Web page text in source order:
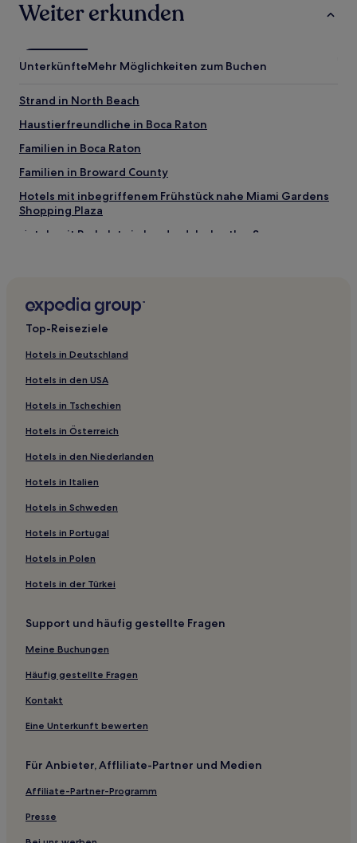
Weiter erkunden
UnterkünfteMehr Möglichkeiten zum Buchen
Strand in North Beach
Haustierfreundliche in Boca Raton
Familien in Boca Raton
Familien in Broward County
Hotels mit inbegriffenem Frühstück nahe Miami Gardens
Shopping Plaza
Hotels mit Parkplatz in Lauderdale-by-the-Sea
Hotels mit Shoppingmöglichkeit nahe Einkaufszentrum
Günstige nahe Miami Beach Boardwalk
Lgbtqia-Freundliche nahe Sebastian Street Beach
Lgbtqia-Freundliche in Hollywood
Haustierfreundliche in Hollywood
Familien in Hollywood
Haustierfreundliche nahe North Broadwalk
Familien in Sunny Isles Beach
Hotels mit inbegriffenem Frühstück in Fort Lauderdale
Lgbtqia-Freundliche in Fort Lauderdale
Haustierfreundliche in Fort Lauderdale
Familien in Fort Lauderdale
Haustierfreundliche in Hollywood Beach
Haustierfreundliche in Delray Beach
Familien in Delray Beach
Hotels mit Parkplatz in Little Haiti
Top-Reiseziele
Hotels in Deutschland
Hotels in den USA
Hotels in Tschechien
Hotels in Österreich
Hotels in den Niederlanden
Hotels in Italien
Hotels in Schweden
Hotels in Portugal
Hotels in Polen
Hotels in der Türkei
Support und häufig gestellte Fragen
Meine Buchungen
Häufig gestellte Fragen
Kontakt
Eine Unterkunft bewerten
Für Anbieter, Affliliate-Partner und Medien
Affiliate-Partner-Programm
Presse